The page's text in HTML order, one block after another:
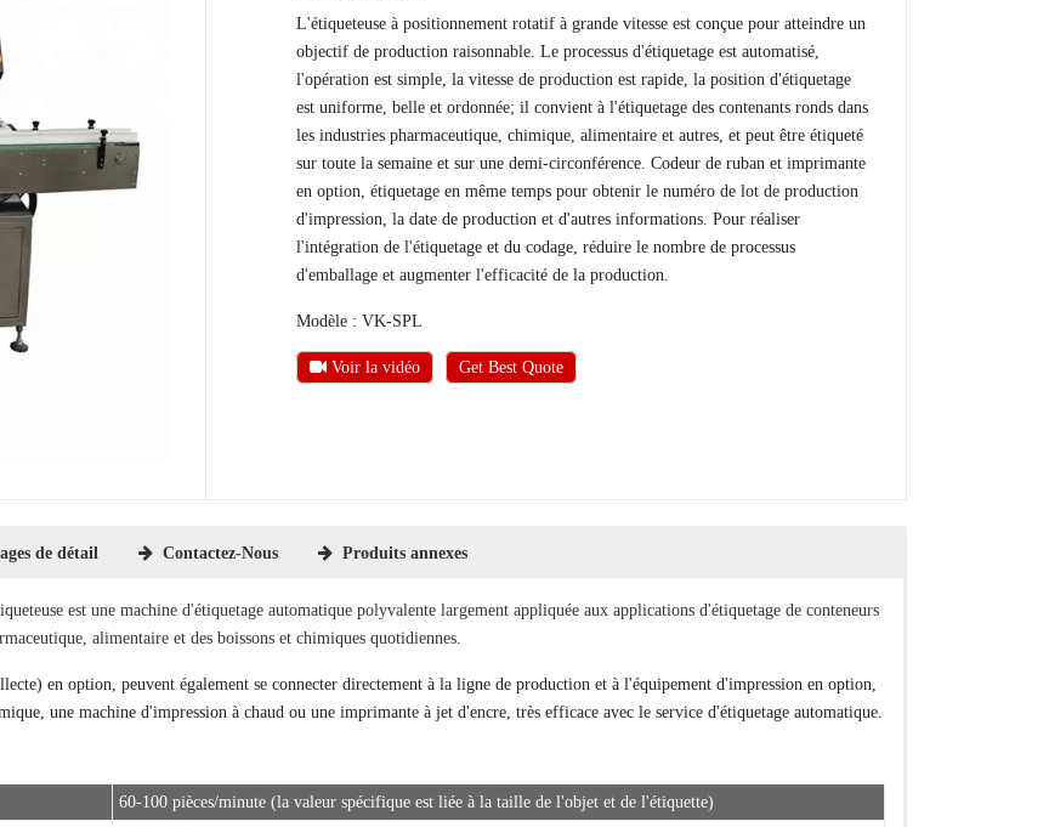
L'étiqueteuse à positionnement rotatif à grande vitesse est conçue pour atteindre un
objectif de production raisonnable. Le processus d'étiquetage est automatisé,
l'opération est simple, la vitesse de production est rapide, la position d'étiquetage
est uniforme, belle et ordonnée; il convient à l'étiquetage des contenants ronds dans
les industries pharmaceutique, chimique, alimentaire et autres, et peut être étiqueté
sur toute la semaine et sur une demi-circonférence. Codeur de ruban et imprimante
en option, étiquetage en même temps pour obtenir le numéro de lot de production
d'impression, la date de production et d'autres informations. Pour réaliser
l'intégration de l'étiquetage et du codage, réduire le nombre de processus
d'emballage et augmenter l'efficacité de la production.
Modèle : VK-SPL
Voir la vidéo Get Best Quote
de détail Contactez-Nous Produits annexes
est une machine d'étiquetage automatique polyvalente largement appliquée aux applications d'étiquetage de conteneurs
alimentaire et des boissons et chimiques quotidiennes.
en option, peuvent également se connecter directement à la ligne de production et à l'équipement d'impression en option,
une machine d'impression à chaud ou une imprimante à jet d'encre, très efficace avec le service d'étiquetage automatique.
60-100 pièces/minute (la valeur spécifique est liée à la taille de l'objet et de l'étiquette)